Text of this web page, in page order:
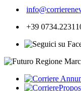
+39